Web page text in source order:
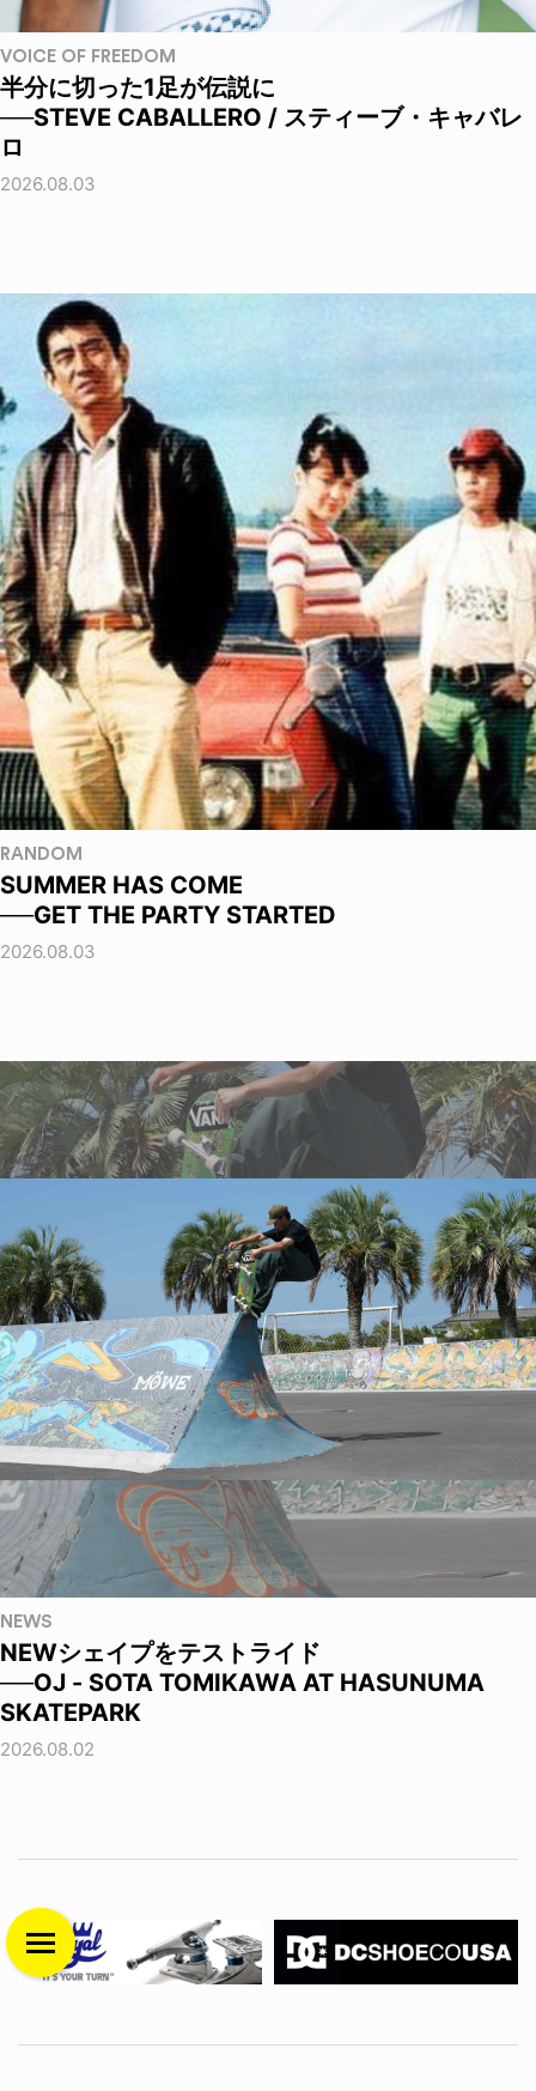
VOICE OF FREEDOM
半分に切った1足が伝説に
──STEVE CABALLERO / スティーブ・キャバレ
ロ
2026.08.03
RANDOM
SUMMER HAS COME
──GET THE PARTY STARTED
2026.08.03
NEWS
NEWシェイプをテストライド
──OJ - SOTA TOMIKAWA AT HASUNUMA
SKATEPARK
2026.08.02